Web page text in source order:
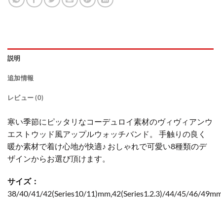
説明
追加情報
レビュー (0)
寒い季節にピッタリなコーデュロイ素材のヴィヴィアンウ
エストウッド風アップルウォッチバンド。 手触りの良く
暖か素材で着け心地が快適♪ おしゃれで可愛い8種類のデ
ザインからお選び頂けます。
サイズ：
38/40/41/42(Series10/11)mm,42(Series1.2.3)/44/45/46/